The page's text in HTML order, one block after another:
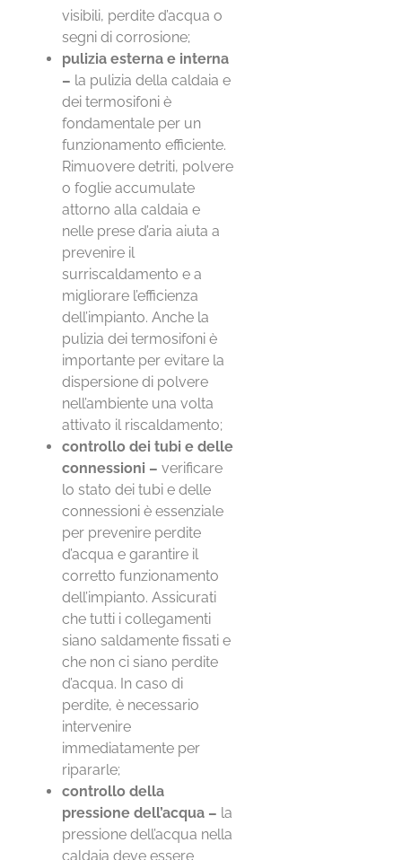
visibili, perdite d’acqua o
segni di corrosione;
pulizia esterna e interna
– la pulizia della caldaia e
dei termosifoni è
fondamentale per un
funzionamento efficiente.
Rimuovere detriti, polvere
o foglie accumulate
attorno alla caldaia e
nelle prese d’aria aiuta a
prevenire il
surriscaldamento e a
migliorare l’efficienza
dell’impianto. Anche la
pulizia dei termosifoni è
importante per evitare la
dispersione di polvere
nell’ambiente una volta
attivato il riscaldamento;
controllo dei tubi e delle
connessioni –verificare
lo stato dei tubi e delle
connessioni è essenziale
per prevenire perdite
d’acqua e garantire il
corretto funzionamento
dell’impianto. Assicurati
che tutti i collegamenti
siano saldamente fissati e
che non ci siano perdite
d’acqua. In caso di
perdite, è necessario
intervenire
immediatamente per
ripararle;
controllo della
pressione dell’acqua – la
pressione dell’acqua nella
caldaia deve essere